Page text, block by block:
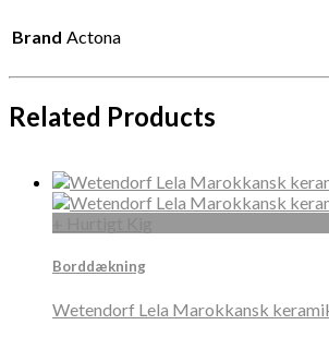
Brand Actona
Related Products
Borddækning
Wetendorf Lela Marokkansk